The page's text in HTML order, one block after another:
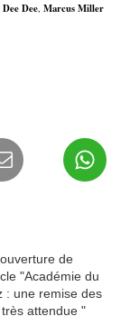
Dee Dee, Marcus Miller